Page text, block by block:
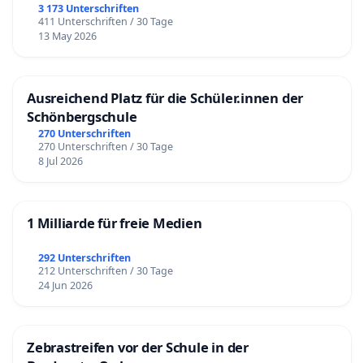
3 173 Unterschriften
411 Unterschriften / 30 Tage
13 May 2026
Ausreichend Platz für die Schüler.innen der
Schönbergschule
270 Unterschriften
270 Unterschriften / 30 Tage
8 Jul 2026
1 Milliarde für freie Medien
292 Unterschriften
212 Unterschriften / 30 Tage
24 Jun 2026
Zebrastreifen vor der Schule in der